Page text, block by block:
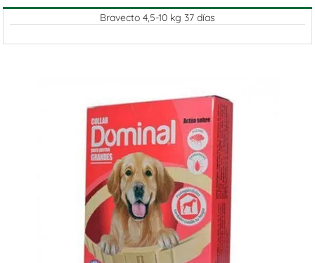
Bravecto 4,5-10 kg 37 días